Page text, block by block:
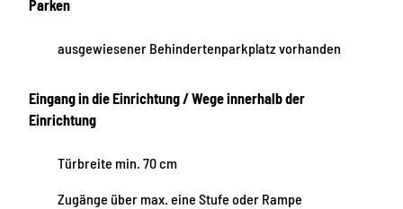
Parken
ausgewiesener Behindertenparkplatz vorhanden
Eingang in die Einrichtung / Wege innerhalb der
Einrichtung
Türbreite min. 70 cm
Zugänge über max. eine Stufe oder Rampe